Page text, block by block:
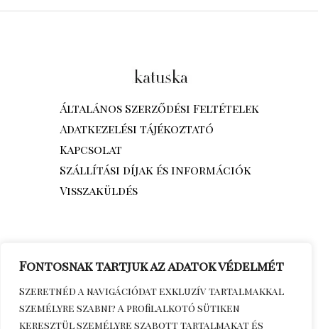
Fontosnak tartjuk az adatok védelmét
Szeretnéd a navigációdat exkluzív tartalmakkal
személyre szabni? A profilalkotó sütiken
keresztül személyre szabott tartalmakat és
Általános Szerződési Feltételek
Adatkezelési tájékoztató
Kapcsolat
Szállítási díjak és információk
Visszaküldés